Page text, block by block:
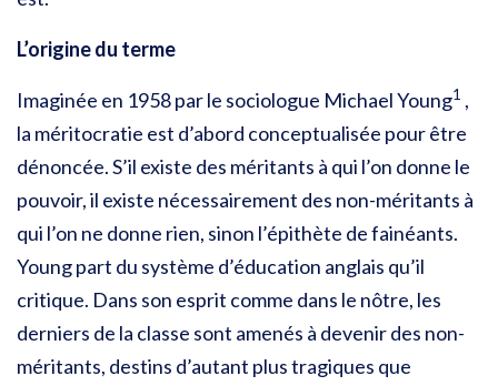
L’origine du terme
Imaginée en 1958 par le sociologue Michael Young1 ,
la méritocratie est d’abord conceptualisée pour être
dénoncée. S’il existe des méritants à qui l’on donne le
pouvoir, il existe nécessairement des non-méritants à
qui l’on ne donne rien, sinon l’épithète de fainéants.
Young part du système d’éducation anglais qu’il
critique. Dans son esprit comme dans le nôtre, les
derniers de la classe sont amenés à devenir des non-
méritants, destins d’autant plus tragiques que